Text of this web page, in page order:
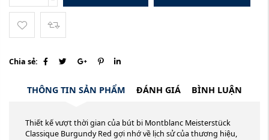
Chia sẻ:
THÔNG TIN SẢN PHẨM ĐÁNH GIÁ BÌNH LUẬN
Thiết kế vượt thời gian của bút bi Montblanc Meisterstück
Classique Burgundy Red gợi nhớ về lịch sử của thương hiệu,